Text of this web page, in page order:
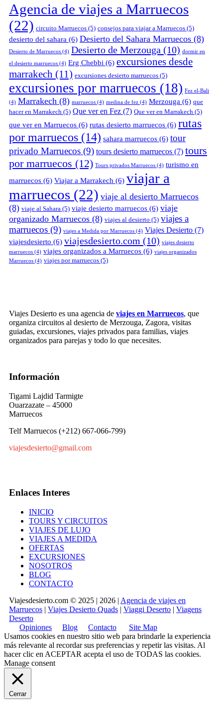
Agencia de viajes a Marruecos
(22) circuito Marruecos (5) consejos para viajar a Marruecos (5)
desierto del sahara (6) Desierto del Sahara Marruecos (8)
Desierto de Marruecos (4) Desierto de Merzouga (10) dormir en
el desierto marruecos (4) Erg Chebbi (6) excursiones desde
marrakech (11) excursiones desierto marruecos (5)
excursiones por marruecos (18) Fez el-Bali
(4) Marrakech (8) marruecos (4) medina de fez (4) Merzouga (6) que
hacer en Marrakech (5) Que ver en Fez (7) Que ver en Marrakech (5)
que ver en Marruecos (6) rutas desierto marruecos (6) rutas
por marruecos (14) sahara marruecos (6) tour
privado Marruecos (9) tours desierto marruecos (7) tours
por marruecos (12) Tours privados Marruecos (4) turismo en
marruecos (6) Viajar a Marrakech (6) viajar a
marruecos (22) viaje al desierto Marruecos
(8) viaje al Sahara (5) viaje desierto marruecos (6) viaje
organizado Marruecos (8) viajes al desierto (5) viajes a
marruecos (9) viajes a Medida por Marruecos (4) Viajes Desierto (7)
viajesdesierto (6) viajesdesierto.com (10) viajes desierto
marruecos (4) viajes organizados a Marruecos (6) viajes organizados
Marruecos (4) viajes por marruecos (5)
Viajes Desierto es una agencia de viajes en Marruecos, que
organiza circuitos al desierto de Merzouga, Zagora, visitas
guiadas, excursiones, viajes privados para familias, viajes
organizados para parejas y todo lo que necesites.
Información
Tigami Lajdid Tarmigte
Ouarzazate – 45000
Marruecos
Telf Marruecos (+212) 667-066-799)
viajesdesierto@gmail.com
Enlaces Interes
INICIO
TOURS Y CIRCUITOS
VIAJES DE LUJO
VIAJES A MEDIDA
OFERTAS
EXCURSIONES
NOSOTROS
BLOG
CONTACTO
Viajesdesierto.com © 2025 | 2026 | Agencia de viajes en
Marruecos | Viajes Desierto Quads | Viaggi Deserto | Viagens
Deserto
Opiniones
Blog Contacto
Site Map
Usamos cookies en nuestro sitio web para brindarle la experiencia
más relevante al recordar sus preferencias y repetir las visitas. Al
hacer clic en ACEPTAR acepta el uso de TODAS las cookies.
Manage consent
Cerrar